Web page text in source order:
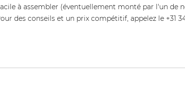
à assembler (éventuellement monté par l'un de
des conseils et un prix compétitif, appelez le +31